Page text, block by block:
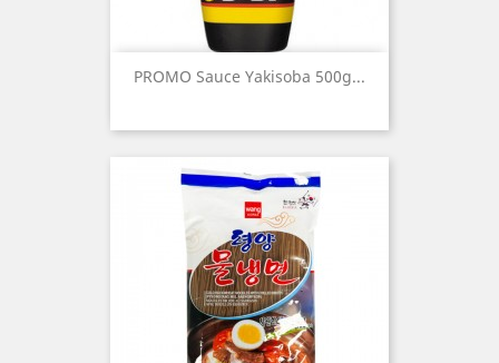
PROMO Sauce Yakisoba 500g...